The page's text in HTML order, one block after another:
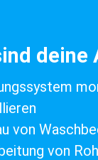
deine
von
von